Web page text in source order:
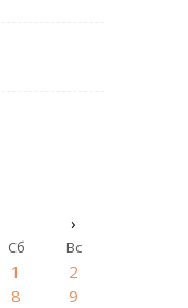
›
Сб Вс
1
2
8
9